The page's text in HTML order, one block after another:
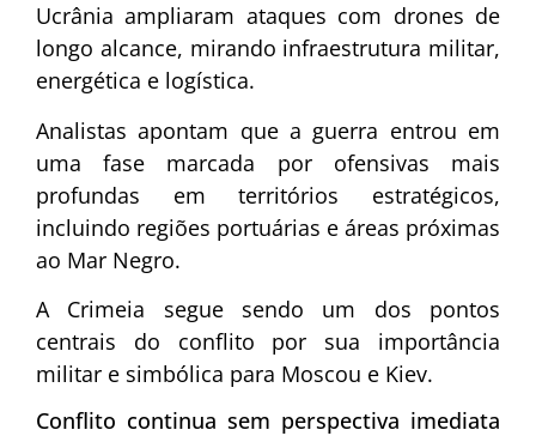
Ucrânia ampliaram ataques com drones de
longo alcance, mirando infraestrutura militar,
energética e logística.
Analistas apontam que a guerra entrou em
uma fase marcada por ofensivas mais
profundas em territórios estratégicos,
incluindo regiões portuárias e áreas próximas
ao Mar Negro.
A Crimeia segue sendo um dos pontos
centrais do conflito por sua importância
militar e simbólica para Moscou e Kiev.
Conflito continua sem perspectiva imediata